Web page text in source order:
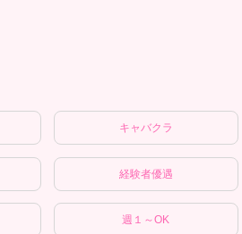
キャバクラ
経験者優遇
週１～OK